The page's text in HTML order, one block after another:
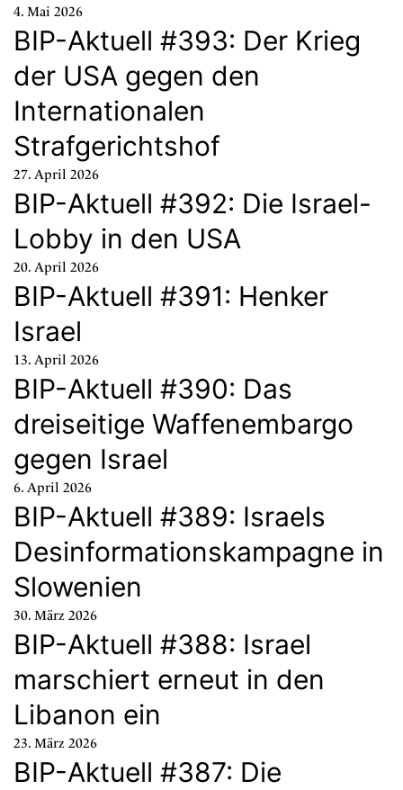
4. Mai 2026
BIP-Aktuell #393: Der Krieg
der USA gegen den
Internationalen
Strafgerichtshof
27. April 2026
BIP-Aktuell #392: Die Israel-
Lobby in den USA
20. April 2026
BIP-Aktuell #391: Henker
Israel
13. April 2026
BIP-Aktuell #390: Das
dreiseitige Waffenembargo
gegen Israel
6. April 2026
BIP-Aktuell #389: Israels
Desinformationskampagne in
Slowenien
30. März 2026
BIP-Aktuell #388: Israel
marschiert erneut in den
Libanon ein
23. März 2026
BIP-Aktuell #387: Die